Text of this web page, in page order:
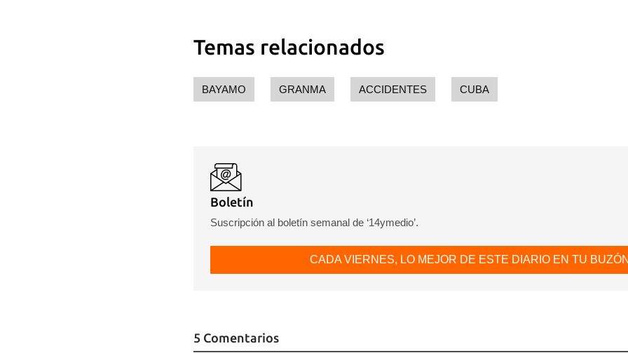
Temas relacionados
BAYAMO GRANMA ACCIDENTES CUBA
Boletín
Suscripción al boletín semanal de ‘14ymedio’.
CADA VIERNES, LO MEJOR DE ESTE DIARIO EN TU
5 Comentarios